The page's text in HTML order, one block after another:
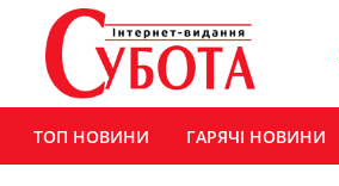
ТОП НОВИНИ ГАРЯЧІ НОВИНИ